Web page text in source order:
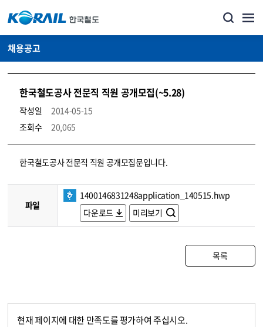
채용공고
한국철도공사 전문직 직원 공개모집(~5.28)
작성일
2014-05-15
조회수
20,065
코레일소개_경영공시_채용공고 상세보기 – 내용, 파일, 담당자 연락처로 구성
한국철도공사 전문직 직원 공개모집문입니다.
파일
1400146831248application_140515.hwp
다운로드
미리보기
목록
현재 페이지에 대한 만족도를 평가하여 주십시오.